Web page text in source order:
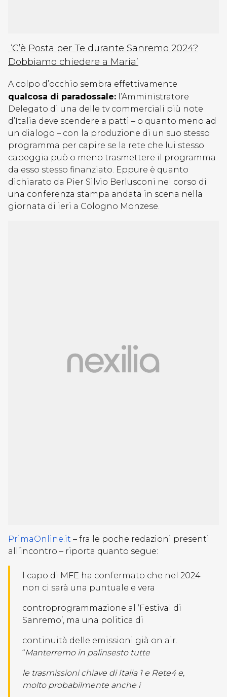
‘C’è Posta per Te durante Sanremo 2024?
Dobbiamo chiedere a Maria’
A colpo d’occhio sembra effettivamente
qualcosa di paradossale: l’Amministratore
Delegato di una delle tv commerciali più note
d’Italia deve scendere a patti – o quanto meno ad
un dialogo – con la produzione di un suo stesso
programma per capire se la rete che lui stesso
capeggia può o meno trasmettere il programma
da esso stesso finanziato. Eppure è quanto
dichiarato da Pier Silvio Berlusconi nel corso di
una conferenza stampa andata in scena nella
giornata di ieri a Cologno Monzese.
PrimaOnline.it – fra le poche redazioni presenti
all’incontro – riporta quanto segue:
l capo di MFE ha confermato che nel 2024
non ci sarà una puntuale e vera
controprogrammazione al ‘Festival di
Sanremo’, ma una politica di
continuità delle emissioni già on air.
“Manterremo in palinsesto tutte
le trasmissioni chiave di Italia 1 e Rete4 e,
molto probabilmente anche i